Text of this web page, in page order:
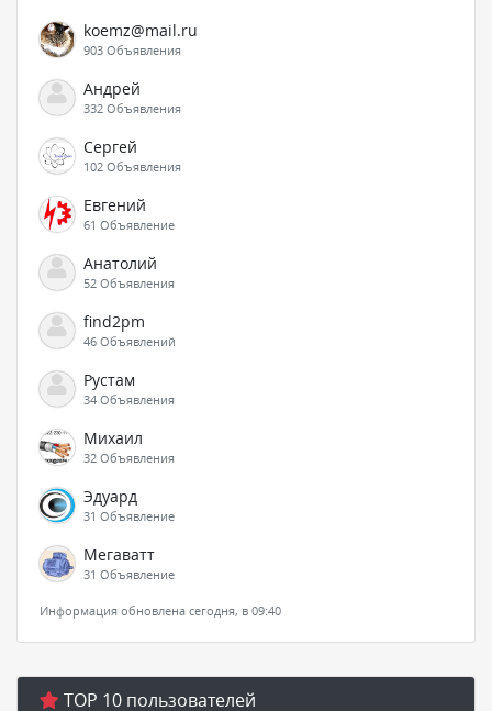
koemz@mail.ru
903 Объявления
Андрей
332 Объявления
Сергей
102 Объявления
Евгений
61 Объявление
Анатолий
52 Объявления
find2pm
46 Объявлений
Рустам
34 Объявления
Михаил
32 Объявления
Эдуард
31 Объявление
Мегаватт
31 Объявление
Информация обновлена сегодня, в 09:40
TOP 10 пользователей